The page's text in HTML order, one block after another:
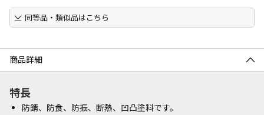
同等品・類似品はこちら
商品詳細
特長
防錆、防食、防振、断熱、凹凸塗料です。